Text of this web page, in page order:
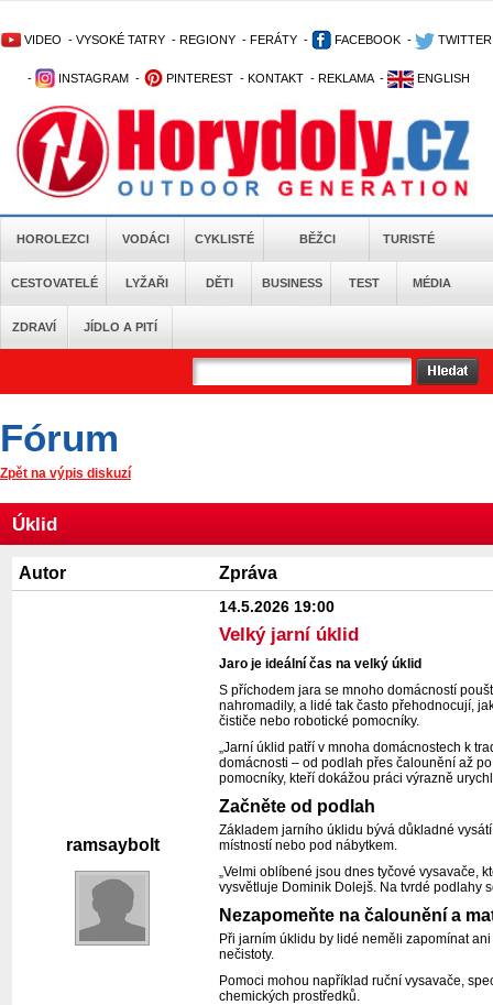
VIDEO - VYSOKÉ TATRY - REGIONY - FERÁTY - FACEBOOK - TWITTER
- INSTAGRAM - PINTEREST - KONTAKT - REKLAMA - ENGLISH
HOROLEZCI VODÁCI CYKLISTÉ BĚŽCI TURISTÉ
CESTOVATELÉ LYŽAŘI DĚTI BUSINESS TEST MÉDIA
ZDRAVÍ JÍDLO A PITÍ
Fórum
Zpět na výpis diskuzí
Úklid
Autor Zpráva
ramsaybolt
14.5.2026 19:00
Velký jarní úklid
Jaro je ideální čas na velký úklid
S příchodem jara se mnoho domácností
nahromadily, a lidé tak často přehodnocují,
čističe nebo robotické pomocníky.
„Jarní úklid patří v mnoha domácnostech k
domácnosti – od podlah přes čalounění až
pomocníky, kteří dokážou práci výrazně
Začněte od podlah
Základem jarního úklidu bývá důkladné
místností nebo pod nábytkem.
„Velmi oblíbené jsou dnes tyčové vysavače,
vysvětluje Dominik Dolejš. Na tvrdé podlahy
Nezapomeňte na čalounění a
Při jarním úklidu by lidé neměli zapomínat
nečistoty.
Pomoci mohou například ruční vysavače,
chemických prostředků.